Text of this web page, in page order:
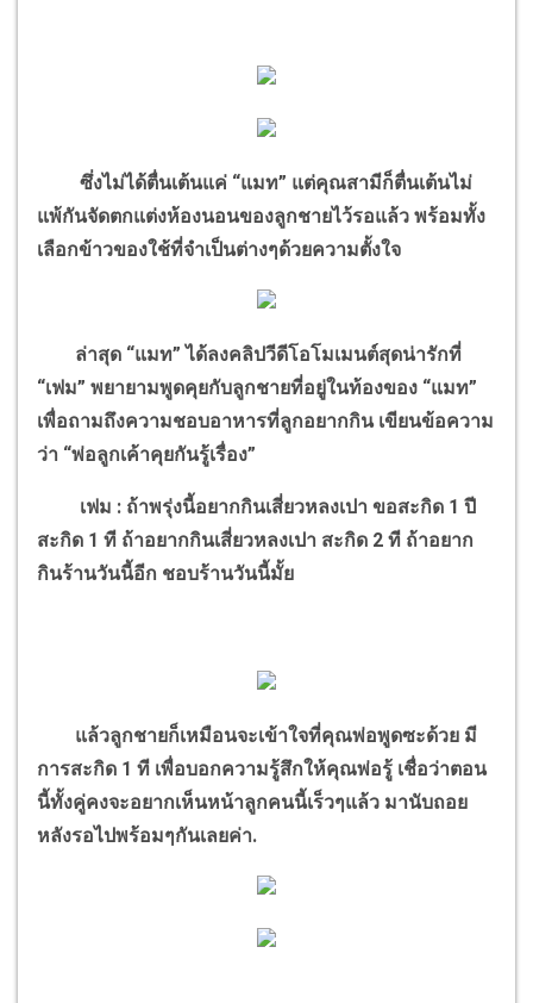
ซึ่งไม่ได้ตื่นเต้นแค่ “แมท” แต่คุณสามีก็ตื่นเต้นไม่
แพ้กันจัดตกแต่งห้องนอนของลูกชายไว้รอแล้ว พร้อมทั้ง
เลือกข้าวของใช้ที่จำเป็นต่างๆด้วยความตั้งใจ
ล่าสุด “แมท” ได้ลงคลิปวีดีโอโมเมนต์สุดน่ารักที่
“เฟม” พยายามพูดคุยกับลูกชายที่อยู่ในท้องของ “แมท”
เพื่อถามถึงความชอบอาหารที่ลูกอยากกิน เขียนข้อความ
ว่า “พ่อลูกเค้าคุยกันรู้เรื่อง”
เฟม : ถ้าพรุ่งนี้อยากกินเสี่ยวหลงเปา ขอสะกิด 1 ปี
สะกิด 1 ที ถ้าอยากกินเสี่ยวหลงเปา สะกิด 2 ที ถ้าอยาก
กินร้านวันนี้อีก ชอบร้านวันนี้มั้ย
แล้วลูกชายก็เหมือนจะเข้าใจที่คุณพ่อพูดซะด้วย มี
การสะกิด 1 ที เพื่อบอกความรู้สึกให้คุณพ่อรู้ เชื่อว่าตอน
นี้ทั้งคู่คงจะอยากเห็นหน้าลูกคนนี้เร็วๆแล้ว มานับถอย
หลังรอไปพร้อมๆกันเลยค่า.